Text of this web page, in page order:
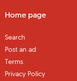
Home page
Search
Post an ad
Terms
Privacy Policy